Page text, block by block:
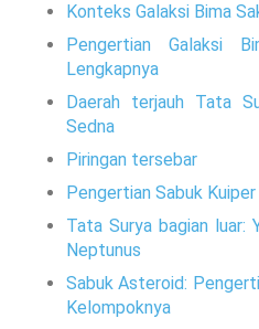
Konteks Galaksi Bima
Pengertian Galaksi
Lengkapnya
Daerah terjauh Tata
Sedna
Piringan tersebar
Pengertian Sabuk
Tata Surya bagian luar:
Neptunus
Sabuk Asteroid:
Kelompoknya